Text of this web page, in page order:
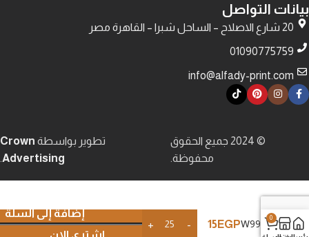
بيانات التواصل
20 شارع الاصلاح – الساحل شبرا – القاهرة مصر
01090775759
info@alfady-print.com
© 2024 جميع الحقوق
محفوظة.
تطوير بواسطة Crown
Advertising
.
W991
15EGP
إضافة إلى السلة
اشتري الان
0